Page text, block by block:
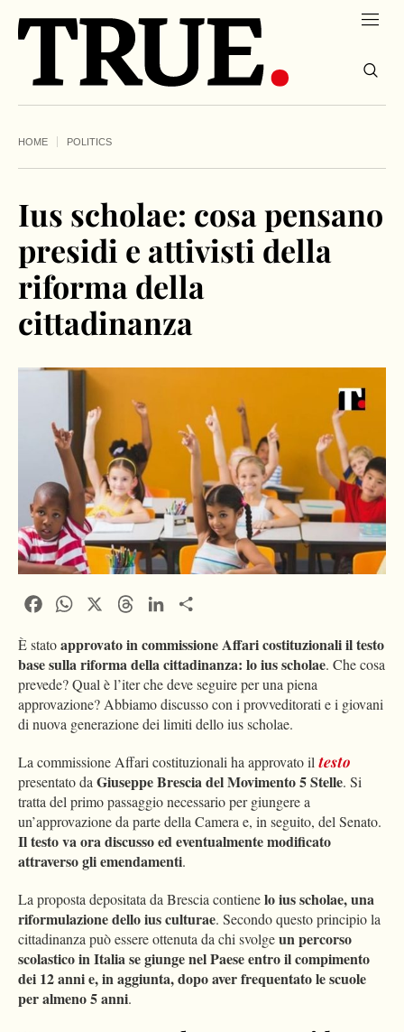
HOME POLITICS
Ius scholae: cosa pensano
presidi e attivisti della
riforma della
cittadinanza
FacebookWhatsApp ThreadsLinkedIn
È statoapprovato in commissione Affari costituzionali il testo
base sulla riforma della cittadinanza: lo ius scholae. Che cosa
prevede? Qual è l’iter che deve seguire per una piena
approvazione? Abbiamo discusso con i provveditorati e i giovani
di nuova generazione dei limiti dello ius scholae.
La commissione Affari costituzionali ha approvato iltesto
presentato daGiuseppe Brescia del Movimento 5 Stelle. Si
tratta del primo passaggio necessario per giungere a
un’approvazione da parte della Camera e, in seguito, del Senato.
Il testo va ora discusso ed eventualmente modificato
attraverso gli emendamenti.
La proposta depositata da Brescia contienelo ius scholae, una
riformulazione dello ius culturae. Secondo questo principio la
cittadinanza può essere ottenuta da chi svolgeun percorso
scolastico in Italia se giunge nel Paese entro il compimento
dei 12 anni e, in aggiunta, dopo aver frequentato le scuole
per almeno 5 anni.